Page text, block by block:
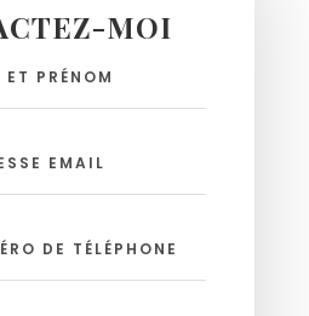
MOI